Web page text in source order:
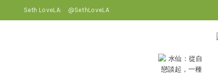
Seth LoveLA: @SethLoveLA